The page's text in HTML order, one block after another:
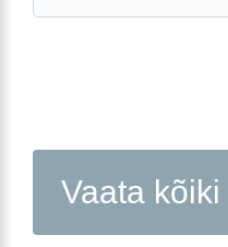
Vaata